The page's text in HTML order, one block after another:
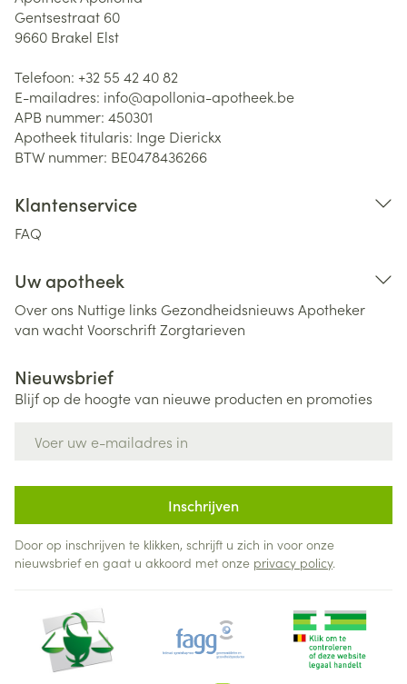
Gentsestraat 60
9660 Brakel Elst
Telefoon: +32 55 42 40 82
E-mailadres: info@apollonia-apotheek.be
APB nummer: 450301
Apotheek titularis: Inge Dierickx
BTW nummer: BE0478436266
Klantenservice
FAQ
Uw apotheek
Over ons Nuttige links Gezondheidsnieuws Apotheker
van wachtVoorschriftZorgtarieven
Nieuwsbrief
Blijf op de hoogte van nieuwe producten en promoties
Inschrijven
Door op inschrijven te klikken, schrijft u zich in voor onze
nieuwsbrief en gaat u akkoord met onze privacy policy.